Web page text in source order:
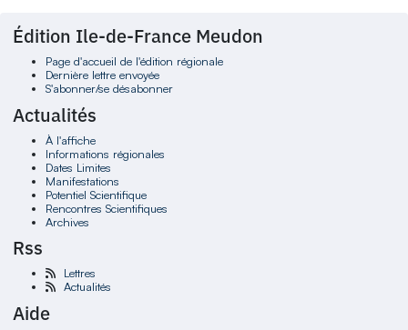
Édition Ile-de-France Meudon
Page d'accueil de l'édition régionale
Dernière lettre envoyée
S'abonner/se désabonner
Actualités
À l'affiche
Informations régionales
Dates Limites
Manifestations
Potentiel Scientifique
Rencontres Scientifiques
Archives
Rss
Lettres
Actualités
Aide